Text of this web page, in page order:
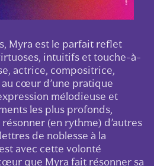
Myra est le parfait reflet
intuitifs et touche-à-
actrice, compositrice,
cœur d’une pratique
mélodieuse et
les plus profonds,
(en rythme) d’autres
de noblesse à la
avec cette volonté
que Myra fait résonner sa